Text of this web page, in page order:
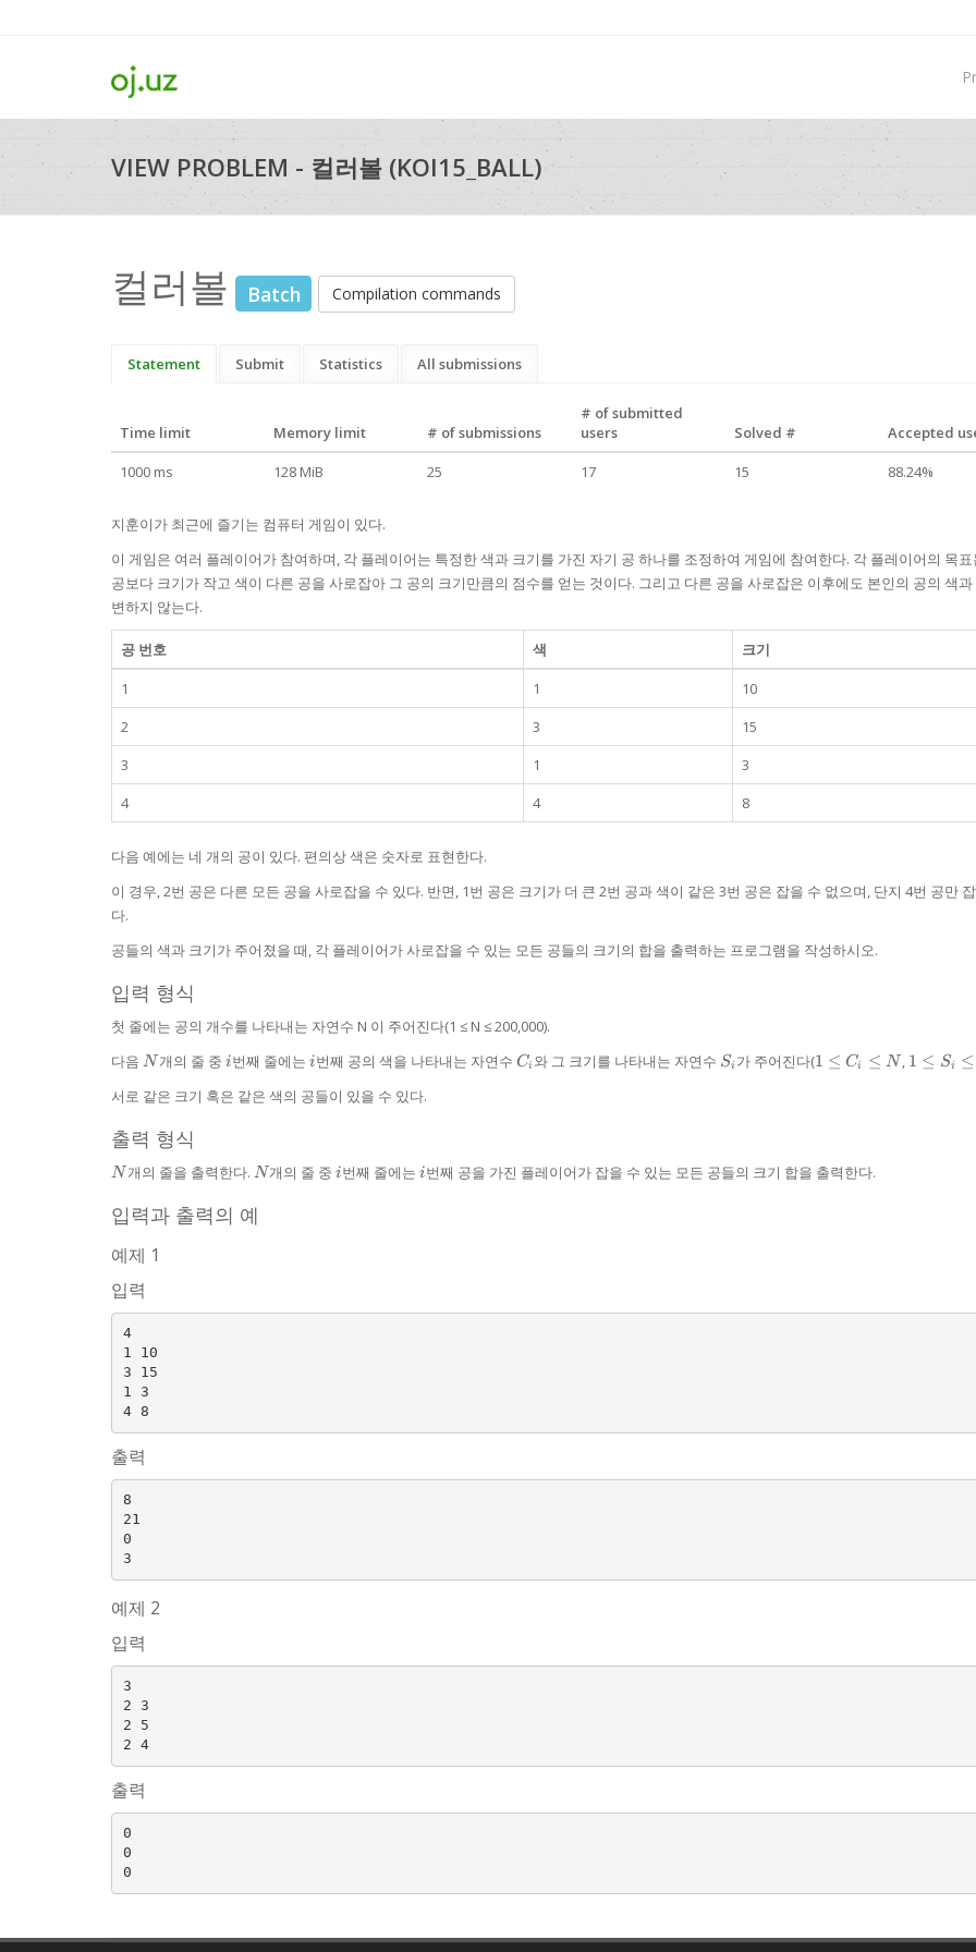
VIEW PROBLEM - 컬러볼 (KOI15_BALL)
컬러볼 Batch Compilation commands
Statement Submit Statistics All submissions
Time limit Memory limit # of submissions
# of submitted
users
Solved #
Accepted
1000 ms
128 MiB 25 17 15 88.24%
지훈이가 최근에 즐기는 컴퓨터 게임이 있다.
이 게임은 여러 플레이어가 참여하며, 각 플레이어는 특정한 색과 크기를 가진 자기 공 하나를 조정하여 게임에 참여한다. 각 플레이어의 목표
공보다 크기가 작고 색이 다른 공을 사로잡아 그 공의 크기만큼의 점수를 얻는 것이다. 그리고 다른 공을 사로잡은 이후에도 본인의 공의 색과
변하지 않는다.
공 번호 색
크기
1
1
10
2
3
15
3
1
3
4
4 8
다음 예에는 네 개의 공이 있다. 편의상 색은 숫자로 표현한다.
이 경우, 2번 공은 다른 모든 공을 사로잡을 수 있다. 반면, 1번 공은 크기가 더 큰 2번 공과 색이 같은 3번 공은 잡을 수 없으며, 단지 4번 공만
다.
공들의 색과 크기가 주어졌을 때, 각 플레이어가 사로잡을 수 있는 모든 공들의 크기의 합을 출력하는 프로그램을 작성하시오.
입력 형식
첫 줄에는 공의 개수를 나타내는 자연수 N 이 주어진다(1 ≤ N ≤ 200,000).
다음 N
N개의 줄 중 ii번째 줄에는 ii번째 공의 색을 나타내는 자연수 C_i
Ci 와 그 크기를 나타내는 자연수 S_i
Si 가 주어진다(1 ≤
1 ≤ Ci ≤ N , 1 ≤
1 ≤ Si ≤
서로 같은 크기 혹은 같은 색의 공들이 있을 수 있다.
출력 형식
N
N개의 줄을 출력한다. N
N개의 줄 중ii번째 줄에는ii번째 공을 가진 플레이어가 잡을 수 있는 모든 공들의 크기 합을 출력한다.
입력과 출력의 예
예제 1
입력
4
1 10
3 15
1 3
출력
8
21
0
예제 2
입력
3
2 3
2 5
2 4
출력
0
0